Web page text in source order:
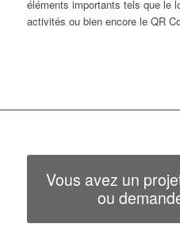
éléments importants tels que le
activités ou bien encore le QR
Vous avez un
ou